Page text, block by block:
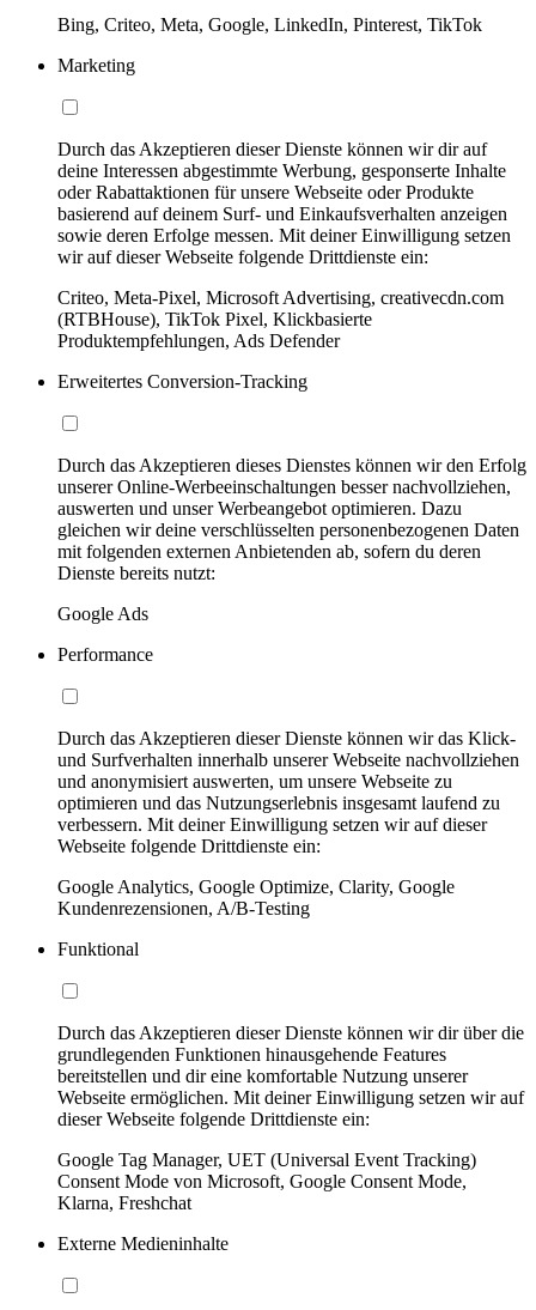
Bing, Criteo, Meta, Google, LinkedIn, Pinterest, TikTok
Marketing
Durch das Akzeptieren dieser Dienste können wir dir auf
deine Interessen abgestimmte Werbung, gesponserte Inhalte
oder Rabattaktionen für unsere Webseite oder Produkte
basierend auf deinem Surf- und Einkaufsverhalten anzeigen
sowie deren Erfolge messen. Mit deiner Einwilligung setzen
wir auf dieser Webseite folgende Drittdienste ein:
Criteo, Meta-Pixel, Microsoft Advertising, creativecdn.com
(RTBHouse), TikTok Pixel, Klickbasierte
Produktempfehlungen, Ads Defender
Erweitertes Conversion-Tracking
Durch das Akzeptieren dieses Dienstes können wir den Erfolg
unserer Online-Werbeeinschaltungen besser nachvollziehen,
auswerten und unser Werbeangebot optimieren. Dazu
gleichen wir deine verschlüsselten personenbezogenen Daten
mit folgenden externen Anbietenden ab, sofern du deren
Dienste bereits nutzt:
Google Ads
Performance
Durch das Akzeptieren dieser Dienste können wir das Klick-
und Surfverhalten innerhalb unserer Webseite nachvollziehen
und anonymisiert auswerten, um unsere Webseite zu
optimieren und das Nutzungserlebnis insgesamt laufend zu
verbessern. Mit deiner Einwilligung setzen wir auf dieser
Webseite folgende Drittdienste ein:
Google Analytics, Google Optimize, Clarity, Google
Kundenrezensionen, A/B-Testing
Funktional
Durch das Akzeptieren dieser Dienste können wir dir über die
grundlegenden Funktionen hinausgehende Features
bereitstellen und dir eine komfortable Nutzung unserer
Webseite ermöglichen. Mit deiner Einwilligung setzen wir auf
dieser Webseite folgende Drittdienste ein:
Google Tag Manager, UET (Universal Event Tracking)
Consent Mode von Microsoft, Google Consent Mode,
Klarna, Freshchat
Externe Medieninhalte